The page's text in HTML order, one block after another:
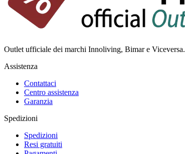
Outlet ufficiale dei marchi Innoliving, Bimar e Viceversa.
Assistenza
Contattaci
Centro assistenza
Garanzia
Spedizioni
Spedizioni
Resi gratuiti